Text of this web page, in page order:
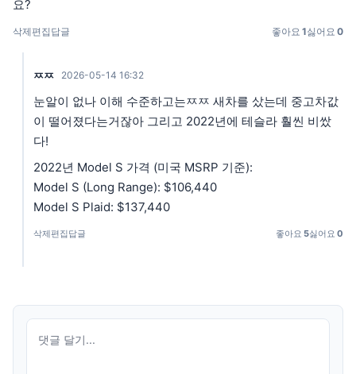
요?
삭제편집 답글 좋아요 1싫어요 0
ㅉㅉ 2026-05-14 16:32
눈알이 없나 이해 수준하고는ㅉㅉ 새차를 샀는데 중고차값
이 떨어졌다는거잖아 그리고 2022년에 테슬라 훨씬 비쌌
다!
2022년 Model S 가격 (미국 MSRP 기준):
Model S (Long Range): $106,440
Model S Plaid: $137,440
삭제편집답글 좋아요 5싫어요 0